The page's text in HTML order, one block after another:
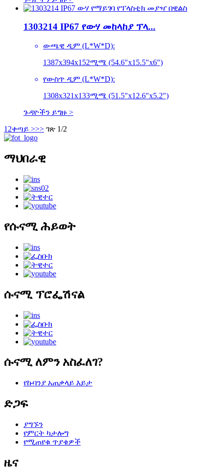
1303214 IP67 የውሃ መከላከያ ፕላ...
ውጫዊ ዲም (L*W*D):
1387x394x152ሚሜ (54.6"x15.5"x6")
የውስጥ ዲም (L*W*D):
1308x321x133ሚሜ (51.5"x12.6"x5.2")
ጉዳዮችን ይግዙ >
1 2ቀጣይ >>> ገጽ 1/2
ማህበራዊ
የሱናሚ ሕይወት
ሱናሚ ፕሮፌሽናል
ሱናሚ ለምን አስፈለገ?
የኩባንያ አጠቃላይ እይታ
ድጋፍ
ያግኙን
የምርት ካታሎግ
የሚጠየቁ ጥያቄዎች
ዜና